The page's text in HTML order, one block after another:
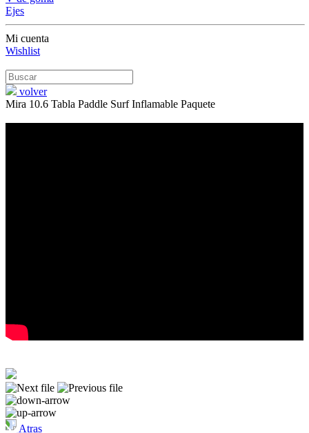
Ejes
Mi cuenta
Wishlist
volver
Mira 10.6 Tabla Paddle Surf Inflamable Paquete
Atras